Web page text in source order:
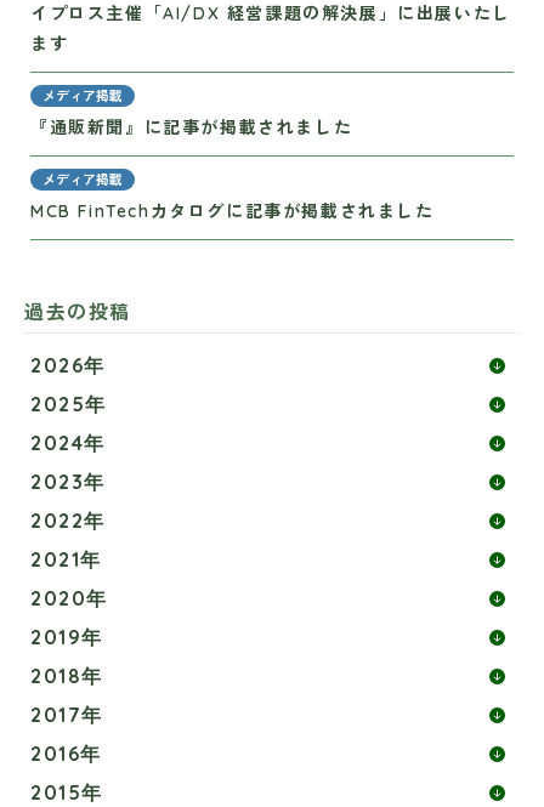
イプロス主催「AI/DX 経営課題の解決展」に出展いたし
ます
メディア掲載
『通販新聞』に記事が掲載されました
メディア掲載
MCB FinTechカタログに記事が掲載されました
過去の投稿
2026年
2025年
2024年
2023年
2022年
2021年
2020年
2019年
2018年
2017年
2016年
2015年